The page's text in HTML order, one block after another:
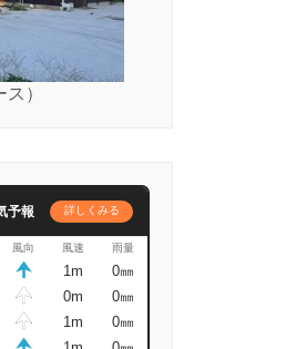
）
予報 詳しくみる
風向 風速 雨量
1m
0㎜
0m
0㎜
1m
0㎜